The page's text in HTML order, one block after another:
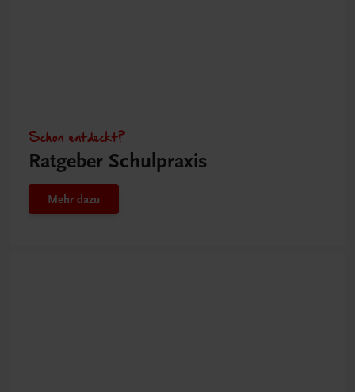
Schon entdeckt?
Ratgeber Schulpraxis
Mehr dazu